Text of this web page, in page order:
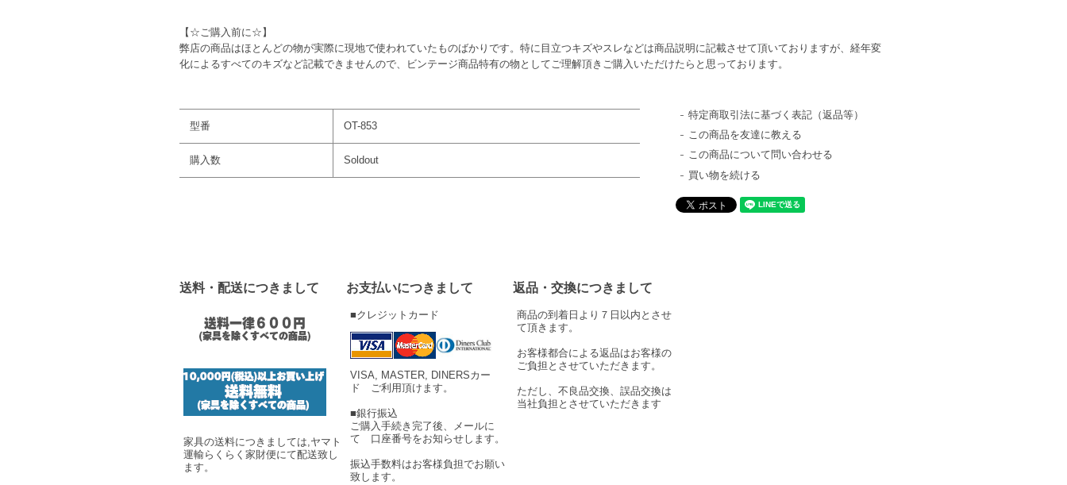
【☆ご購入前に☆】
弊店の商品はほとんどの物が実際に現地で使われていたものばかりです。特に目立つキズやスレなどは商品説明に記載させて頂いておりますが、経年変
化によるすべてのキズなど記載できませんので、ビンテージ商品特有の物としてご理解頂きご購入いただけたらと思っております。
型番 OT-853
購入数 Soldout
特定商取引法に基づく表記（返品等）
この商品を友達に教える
この商品について問い合わせる
買い物を続ける
送料・配送につきまして お支払いにつきまして 返品・交換につきまして
家具の送料につきましては,ヤマト
運輸らくらく家財便にて配送致し
ます。
■クレジットカード
VISA, MASTER, DINERSカー
ド ご利用頂けます。
■銀行振込
ご購入手続き完了後、メールに
て 口座番号をお知らせします。
振込手数料はお客様負担でお願い
致します。
商品の到着日より７日以内とさせ
て頂きます。
お客様都合による返品はお客様の
ご負担とさせていただきます。
ただし、不良品交換、誤品交換は
当社負担とさせていただきます